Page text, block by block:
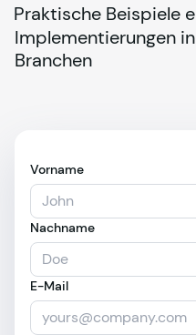
Praktische Beispiele
Implementierungen
Branchen
Vorname
Nachname
E-Mail